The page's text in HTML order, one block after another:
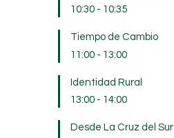
10:30 - 10:35
Tiempo de Cambio
11:00 - 13:00
Identidad Rural
13:00 - 14:00
Desde La Cruz del Sur